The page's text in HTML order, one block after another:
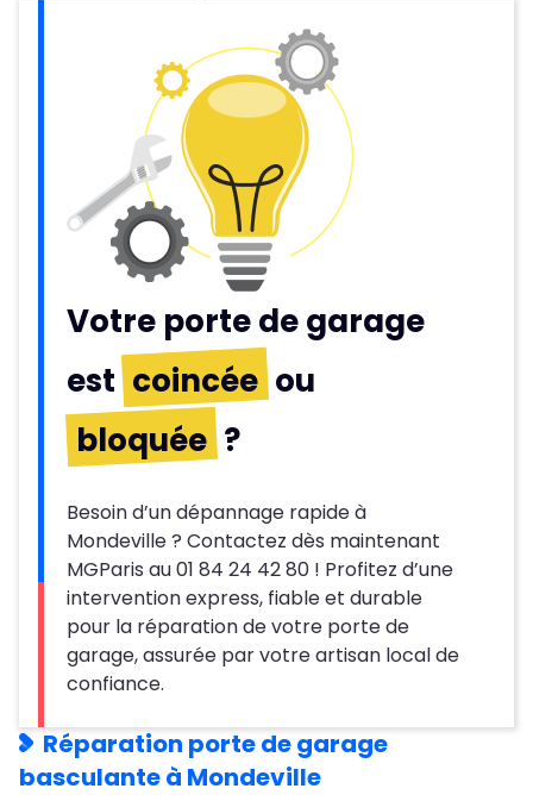
Votre porte de garage
est coincée ou
bloquée ?
Besoin d’un dépannage rapide à
Mondeville ? Contactez dès maintenant
MGParis au 01 84 24 42 80 ! Profitez d’une
intervention express, fiable et durable
pour la réparation de votre porte de
garage, assurée par votre artisan local de
confiance.
Réparation porte de garage
basculante à Mondeville